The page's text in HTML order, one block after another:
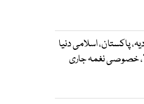
پاکستان، اسلامی دنیا
خصوصی نغمہ جاری